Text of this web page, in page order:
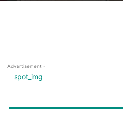
- Advertisement -